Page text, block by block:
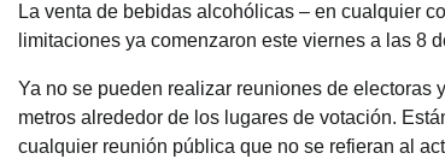
La venta de bebidas alcohólicas – en cualquier
limitaciones ya comenzaron este viernes a las 8
Ya no se pueden realizar reuniones de electoras
metros alrededor de los lugares de votación.
cualquier reunión pública que no se refieran al